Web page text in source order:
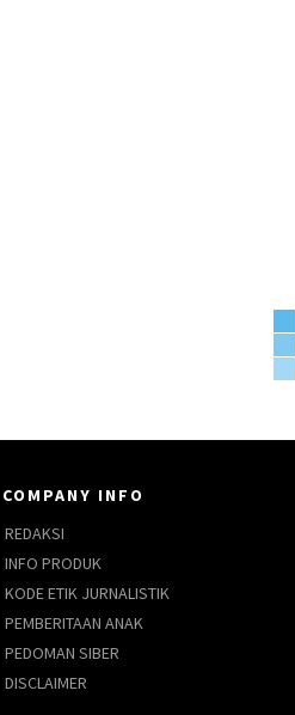
COMPANY INFO
REDAKSI
INFO PRODUK
KODE ETIK JURNALISTIK
PEMBERITAAN ANAK
PEDOMAN SIBER
DISCLAIMER